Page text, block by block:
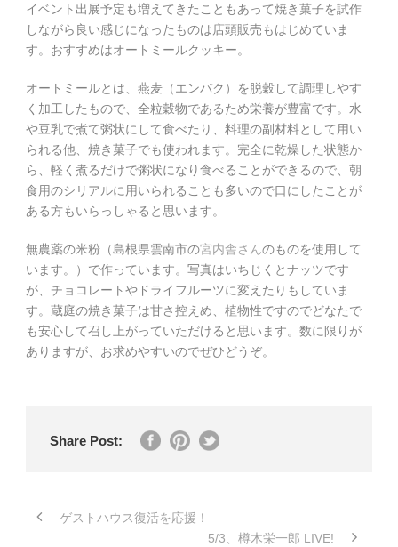
イベント出展予定も増えてきたこともあって焼き菓子を試作
しながら良い感じになったものは店頭販売もはじめていま
す。おすすめはオートミールクッキー。
オートミールとは、燕麦（エンバク）を脱穀して調理しやす
く加工したもので、全粒穀物であるため栄養が豊富です。水
や豆乳で煮て粥状にして食べたり、料理の副材料として用い
られる他、焼き菓子でも使われます。完全に乾燥した状態か
ら、軽く煮るだけで粥状になり食べることができるので、朝
食用のシリアルに用いられることも多いので口にしたことが
ある方もいらっしゃると思います。
無農薬の米粉（島根県雲南市の宮内舎さんのものを使用して
います。）で作っています。写真はいちじくとナッツです
が、チョコレートやドライフルーツに変えたりもしていま
す。蔵庭の焼き菓子は甘さ控えめ、植物性ですのでどなたで
も安心して召し上がっていただけると思います。数に限りが
ありますが、お求めやすいのでぜひどうぞ。
Share Post:
ゲストハウス復活を応援！
5/3、樽木栄一郎 LIVE!